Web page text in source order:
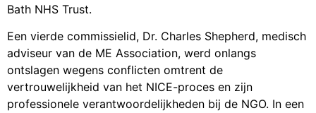
Bath NHS Trust.
Een vierde commissielid, Dr. Charles Shepherd, medisch
adviseur van de ME Association, werd onlangs
ontslagen wegens conflicten omtrent de
vertrouwelijkheid van het NICE-proces en zijn
professionele verantwoordelijkheden bij de NGO. In een